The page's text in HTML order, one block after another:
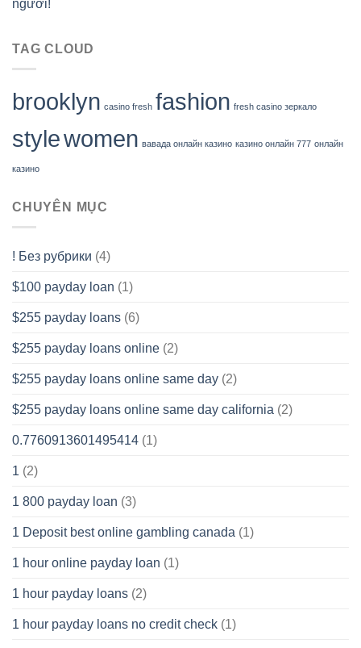
người!
TAG CLOUD
brooklyn casino fresh fashion fresh casino зеркало
stylewomen вавада онлайн казино казино онлайн 777 онлайн
казино
CHUYÊN MỤC
! Без рубрики (4)
$100 payday loan (1)
$255 payday loans (6)
$255 payday loans online (2)
$255 payday loans online same day (2)
$255 payday loans online same day california (2)
0.7760913601495414 (1)
1 (2)
1 800 payday loan (3)
1 Deposit best online gambling canada (1)
1 hour online payday loan (1)
1 hour payday loans (2)
1 hour payday loans no credit check (1)